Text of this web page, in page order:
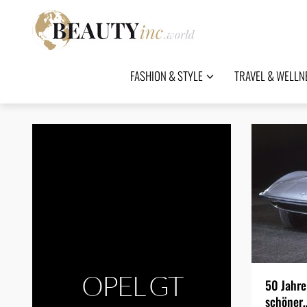
FASHION & STYLE TRAVEL &
OPEL GT
50